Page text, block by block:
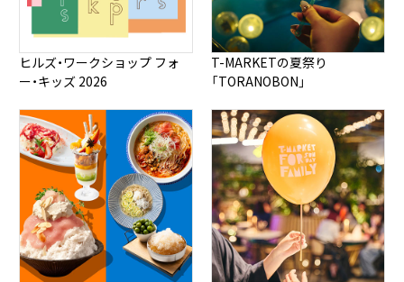
ヒルズ・ワークショップ フォ
ー・キッズ 2026
T-MARKETの夏祭り
「TORANOBON」